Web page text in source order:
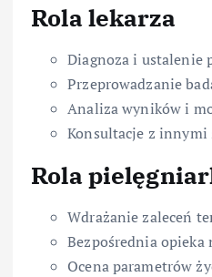
Rola lekarza
Diagnoza i ustalenie
Przeprowadzanie
Analiza wyników i
Konsultacje z innymi
Rola
Wdrażanie zaleceń
Bezpośrednia opieka
Ocena parametrów